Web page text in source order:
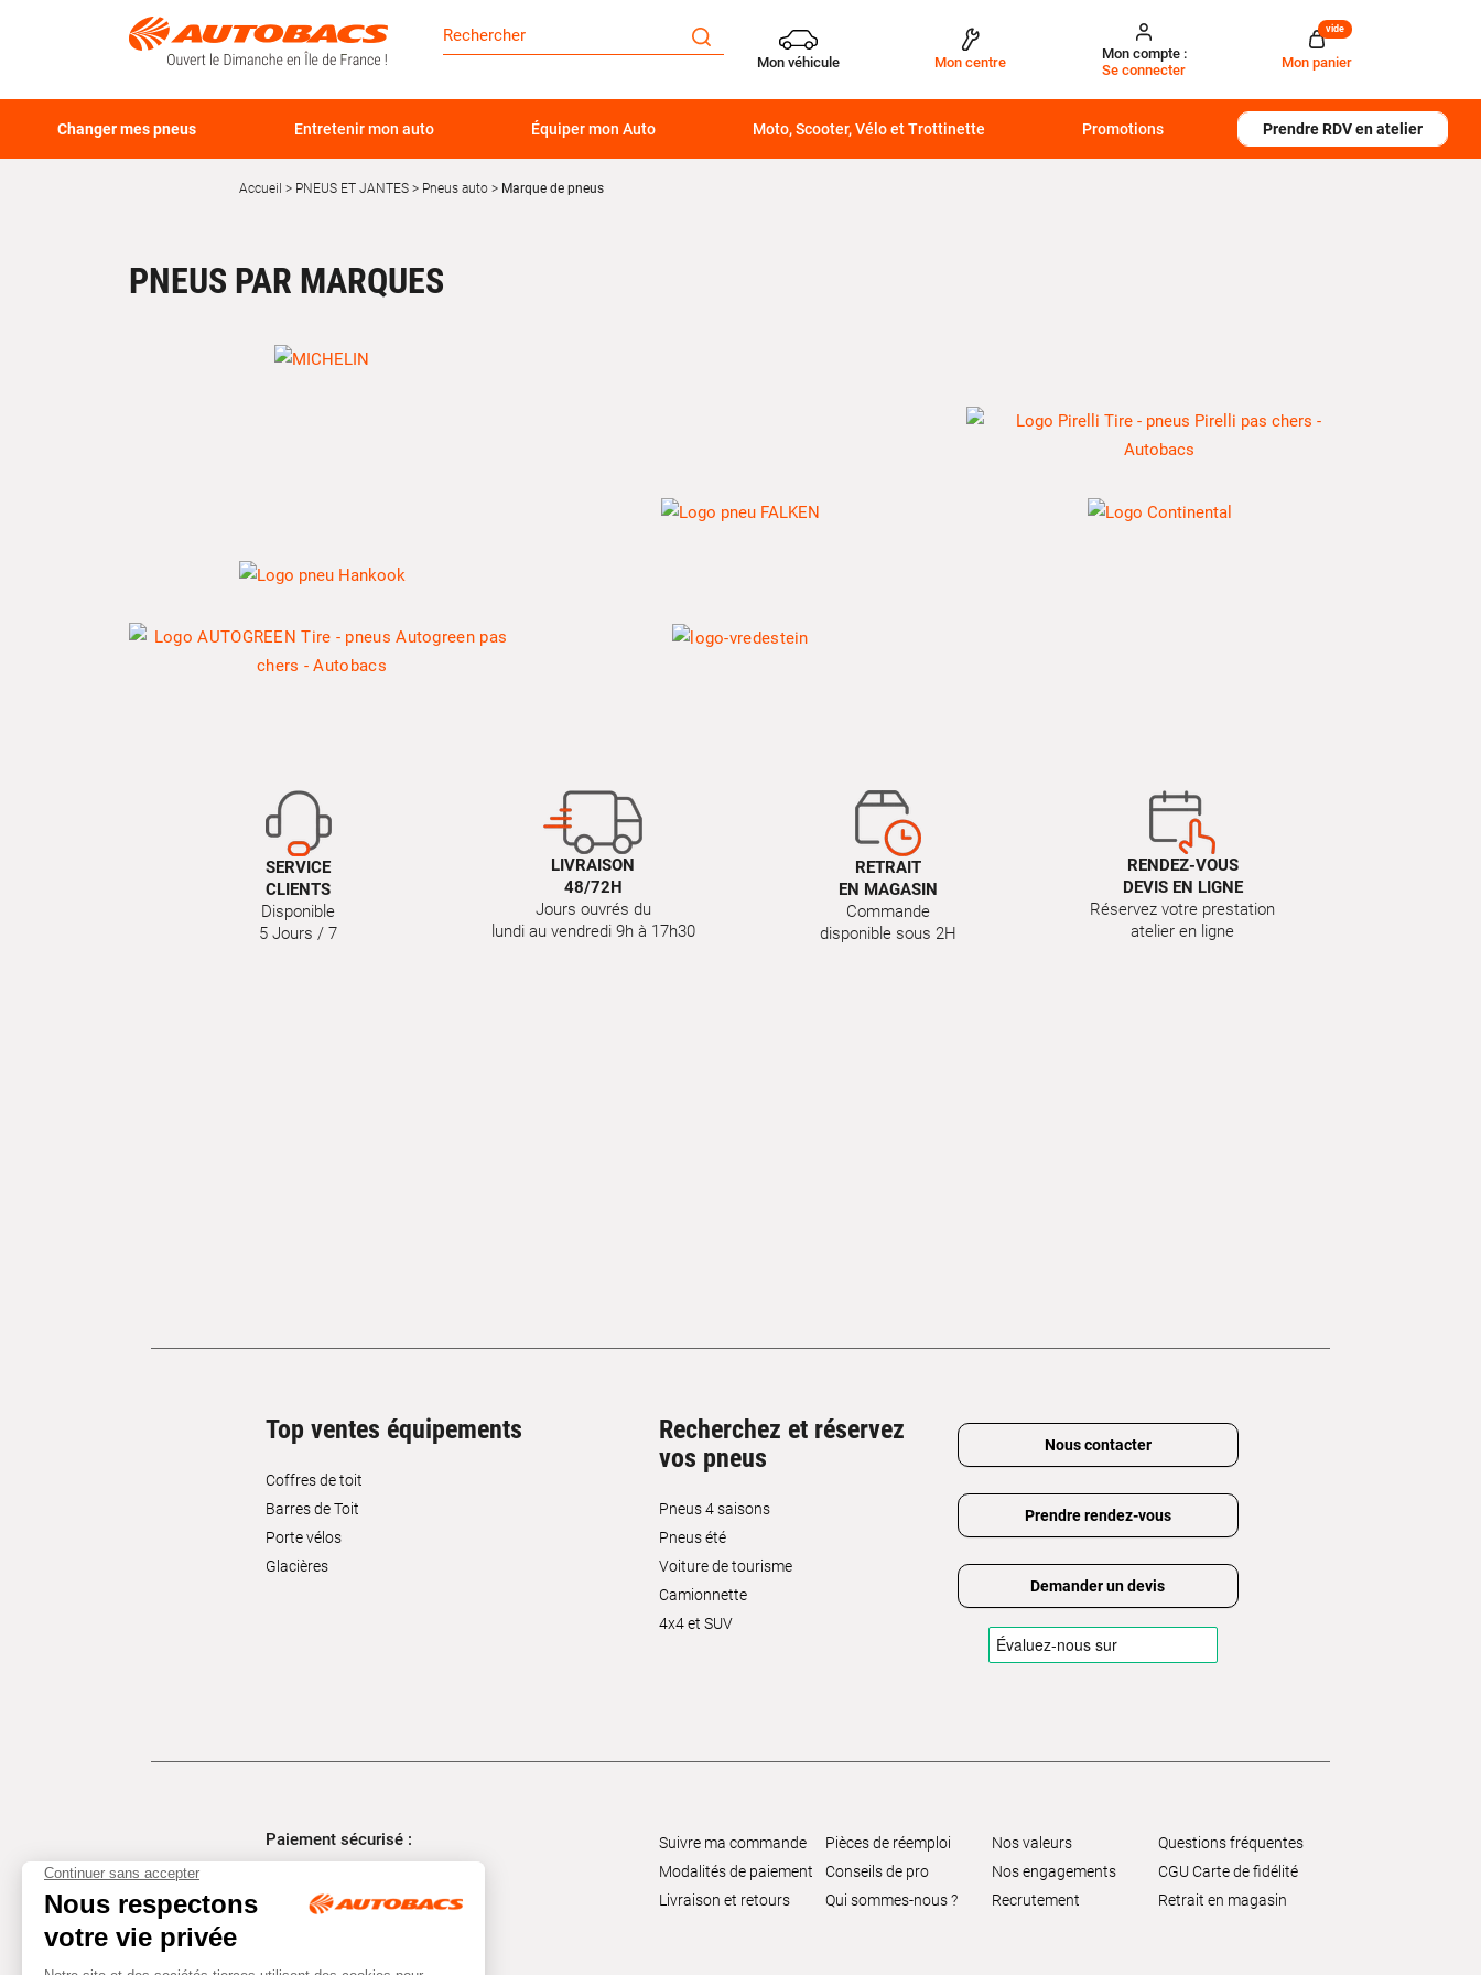
Mon véhicule Mon centre
Mon compte :
Se connecter
Mon panier
vide
Changer mes pneus Entretenir mon auto Équiper mon Auto Moto, Scooter, Vélo et Trottinette Promotions Prendre RDV en atelier
Accueil PNEUS ET JANTES Pneus auto Marque de pneus
PNEUS PAR MARQUES
SERVICE
CLIENTS
Disponible
5 Jours / 7
LIVRAISON
48/72H
Jours ouvrés du
lundi au vendredi 9h à 17h30
RETRAIT
EN MAGASIN
Commande
disponible sous 2H
RENDEZ-VOUS
DEVIS EN LIGNE
Réservez votre prestation
atelier en ligne
Top ventes équipements
Coffres de toit
Barres de Toit
Porte vélos
Glacières
Recherchez et réservez
vos pneus
Pneus 4 saisons
Pneus été
Voiture de tourisme
Camionnette
4x4 et SUV
Nous contacter
Prendre rendez-vous
Demander un devis
Paiement sécurisé :
Suivre ma commande
Modalités de paiement
Livraison et retours
Pièces de réemploi
Conseils de pro
Qui sommes-nous ?
Nos valeurs
Nos engagements
Recrutement
Questions fréquentes
CGU Carte de fidélité
Retrait en magasin